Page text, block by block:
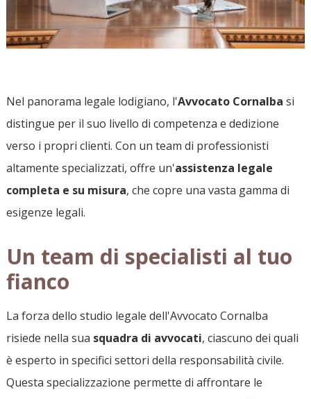
Nel panorama legale lodigiano, l'Avvocato Cornalba si
distingue per il suo livello di competenza e dedizione
verso i propri clienti. Con un team di professionisti
altamente specializzati, offre un'assistenza legale
completa e su misura, che copre una vasta gamma di
esigenze legali.
Un team di specialisti al tuo
fianco
La forza dello studio legale dell'Avvocato Cornalba
risiede nella sua squadra di avvocati, ciascuno dei quali
è esperto in specifici settori della responsabilità civile.
Questa specializzazione permette di affrontare le